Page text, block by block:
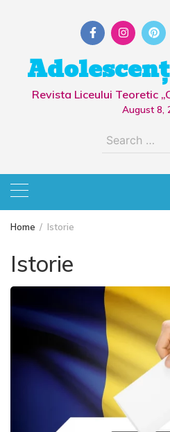
Revista Liceului Teoretic
August 8,
Search
Home Istorie
Istorie